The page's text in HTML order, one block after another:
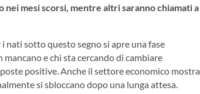
mesi scorsi, mentre altri saranno chiamati a
nati sotto questo segno si apre una fase
e chi sta cercando di cambiare
positive. Anche il settore economico mostra
si sbloccano dopo una lunga attesa.